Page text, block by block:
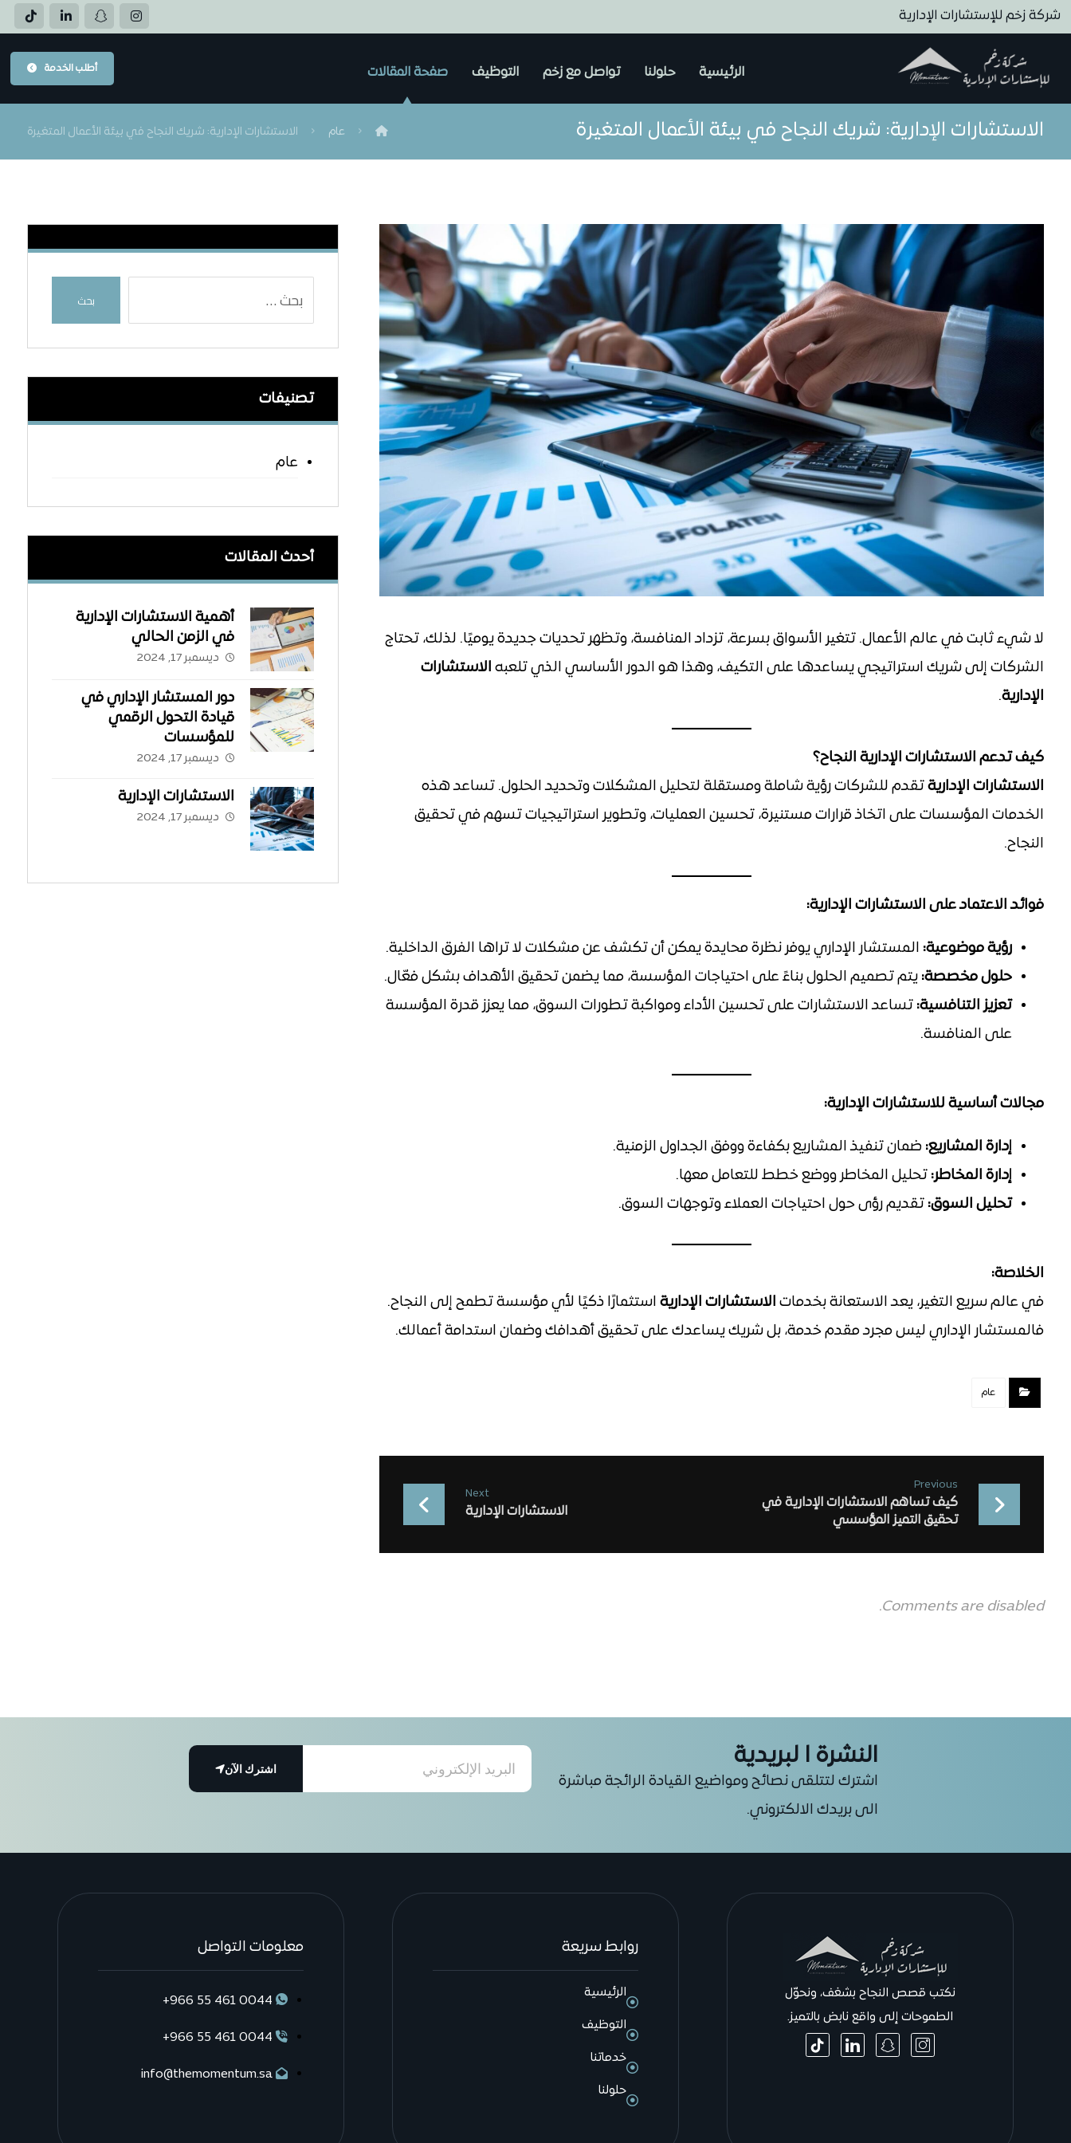
شركة زخم للإستشارات الإدارية
الرئيسية حلولنا تواصل مع زخم التوظيف صفحة المقالات أطلب الخدمة
الاستشارات الإدارية: شريك النجاح في بيئة الأعمال المتغيرة عام الاستشارات الإدارية: شريك النجاح في بيئة الأعمال المتغيرة
لا شيء ثابت في عالم الأعمال. تتغير الأسواق بسرعة، تزداد المنافسة، وتظهر تحديات جديدة يوميًا. لذلك، تحتاج
الشركات إلى شريك استراتيجي يساعدها على التكيف، وهذا هو الدور الأساسي الذي تلعبه الاستشارات
الإدارية.
كيف تدعم الاستشارات الإدارية النجاح؟
الاستشارات الإداريةتقدم للشركات رؤية شاملة ومستقلة لتحليل المشكلات وتحديد الحلول. تساعد هذه
الخدمات المؤسسات على اتخاذ قرارات مستنيرة، تحسين العمليات، وتطوير استراتيجيات تسهم في تحقيق
النجاح.
فوائد الاعتماد على الاستشارات الإدارية:
رؤية موضوعية: المستشار الإداري يوفر نظرة محايدة يمكن أن تكشف عن مشكلات لا تراها الفرق الداخلية.
حلول مخصصة: يتم تصميم الحلول بناءً على احتياجات المؤسسة، مما يضمن تحقيق الأهداف بشكل فعّال.
تعزيز التنافسية: تساعد الاستشارات على تحسين الأداء ومواكبة تطورات السوق، مما يعزز قدرة المؤسسة
على المنافسة.
مجالات أساسية للاستشارات الإدارية:
إدارة المشاريع: ضمان تنفيذ المشاريع بكفاءة ووفق الجداول الزمنية.
إدارة المخاطر: تحليل المخاطر ووضع خطط للتعامل معها.
تحليل السوق: تقديم رؤى حول احتياجات العملاء وتوجهات السوق.
الخلاصة:
في عالم سريع التغير، يعد الاستعانة بخدمات الاستشارات الإداريةاستثمارًا ذكيًا لأي مؤسسة تطمح إلى النجاح.
فالمستشار الإداري ليس مجرد مقدم خدمة، بل شريك يساعدك على تحقيق أهدافك وضمان استدامة أعمالك.
عام
Previous
كيف تساهم الاستشارات الإدارية في
تحقيق التميز المؤسسي
Next
الاستشارات الإدارية
Comments are disabled.
بحث
تصنيفات
عام
أحدث المقالات
أهمية الاستشارات الإدارية
في الزمن الحالي
ديسمبر 17, 2024
دور المستشار الإداري في
قيادة التحول الرقمي
للمؤسسات
ديسمبر 17, 2024
الاستشارات الإدارية
ديسمبر 17, 2024
النشرة ا لبريدية
اشترك لتتلقى نصائح ومواضيع القيادة الرائجة مباشرة
الى بريدك الالكتروني.
اشترك الآن
نكتب قصص النجاح بشغف، ونحوّل
الطموحات إلى واقع نابض بالتميز.
روابط سريعة
الرئيسية
التوظيف
خدماتنا
حلولنا
معلومات التواصل
0044 461 55 966+
0044 461 55 966+
info@themomentum.sa